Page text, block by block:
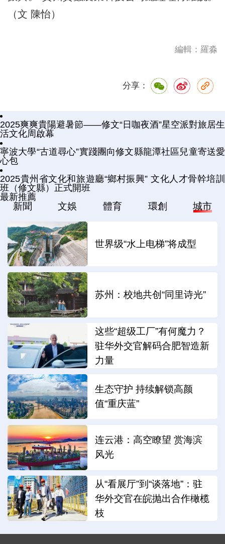
（文 陳怡）
編輯：羅淼
分享：
2025爽爽貴陽避暑節——修文“日咖夜酒”星空派對旅居生
活文化周啟幕
寧波大學“古道尋心”實踐團向修文縣龍潭社區兒童寄送愛
心包
2025貴州省文化和旅遊廳“鄉村振興” 文化人才骨幹培訓
班（修文縣）正式開班
最新推薦
新聞 文娛 體育 環創 城市
世界级“水上电梯”将成型
苏州：校地共创“同里诗光”
这些“超级工厂”有何魔力？
驻华外交官解码合肥智造新
力量
生态守护 持续解锁高颜
值“重庆蓝”
连云港：高空瞭望 赏海滨
风光
从“看展厅”到“谈落地”：驻
华外交官在皖抛出合作橄榄
枝